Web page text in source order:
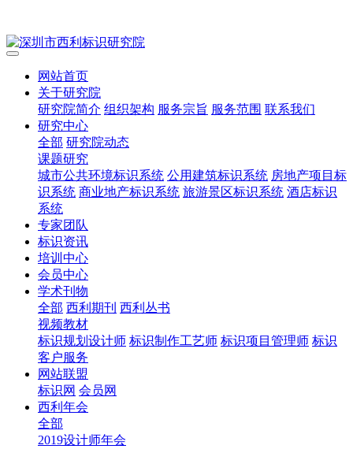
网站首页
关于研究院
研究院简介 组织架构 服务宗旨 服务范围 联系我们
研究中心
全部 研究院动态
课题研究
城市公共环境标识系统 公用建筑标识系统 房地产项目标
识系统 商业地产标识系统 旅游景区标识系统 酒店标识
系统
专家团队
标识资讯
培训中心
会员中心
学术刊物
全部 西利期刊 西利丛书
视频教材
标识规划设计师 标识制作工艺师 标识项目管理师 标识
客户服务
网站联盟
标识网 会员网
西利年会
全部
2019设计师年会